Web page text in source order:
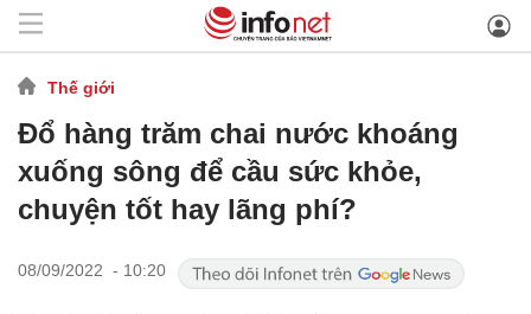
Thế giới
Đổ hàng trăm chai nước khoáng
xuống sông để cầu sức khỏe,
chuyện tốt hay lãng phí?
08/09/2022 - 10:20